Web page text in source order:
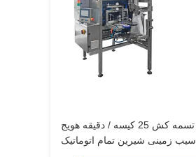
دستگاه تسمه کش 25 کیسه / دقیقه هویج
سیب زمینی شیرین تمام اتوماتیک